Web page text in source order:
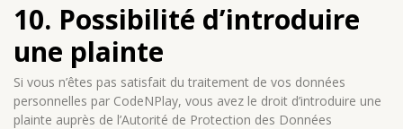
10. Possibilité d’introduire
une plainte
Si vous n’êtes pas satisfait du traitement de vos données
personnelles par CodeNPlay, vous avez le droit d’introduire une
plainte auprès de l’Autorité de Protection des Données